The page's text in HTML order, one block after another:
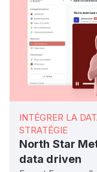
INTÉGRER LA
STRATÉGIE
North Star
data driven